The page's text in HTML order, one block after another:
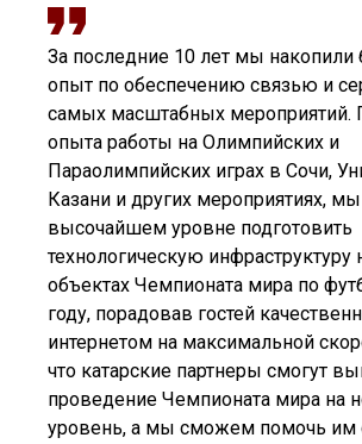
За последние 10 лет мы
опыт по обеспечению связью и
самых масштабных
опыта работы на Олимпийских и
Параолимпийских играх в Сочи,
Казани и других мероприятиях,
высочайшем уровне подготовить
технологическую инфраструктуру
объектах Чемпионата мира по
году, порадовав гостей
интернетом на максимальной
что катарские партнеры смогут
проведение Чемпионата мира на
уровень, а мы сможем помочь им